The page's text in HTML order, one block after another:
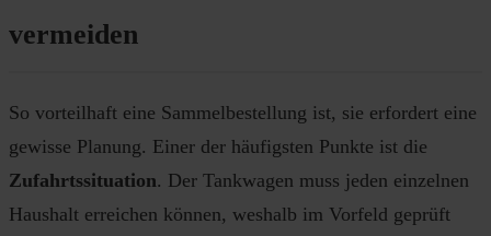
vermeiden
So vorteilhaft eine Sammelbestellung ist, sie erfordert eine
gewisse Planung. Einer der häufigsten Punkte ist die
Zufahrtssituation. Der Tankwagen muss jeden einzelnen
Haushalt erreichen können, weshalb im Vorfeld geprüft